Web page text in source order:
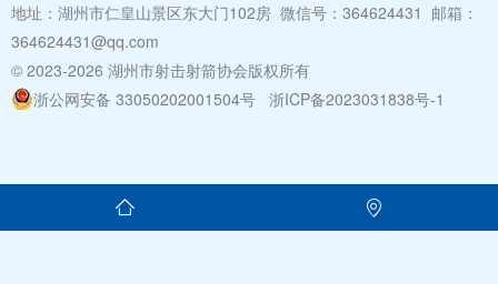
地址：湖州市仁皇山景区东大门102房 微信号：364624431 邮箱：
364624431@qq.com
© 2023-2026 湖州市射击射箭协会版权所有
浙公网安备 33050202001504号 浙ICP备2023031838号-1
 